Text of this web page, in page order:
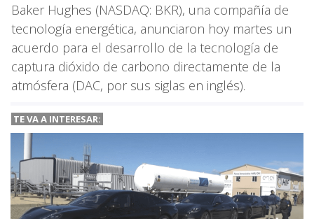
Baker Hughes (NASDAQ: BKR), una compañía de
tecnología energética, anunciaron hoy martes un
acuerdo para el desarrollo de la tecnología de
captura dióxido de carbono directamente de la
atmósfera (DAC, por sus siglas en inglés).
TE VA A INTERESAR: